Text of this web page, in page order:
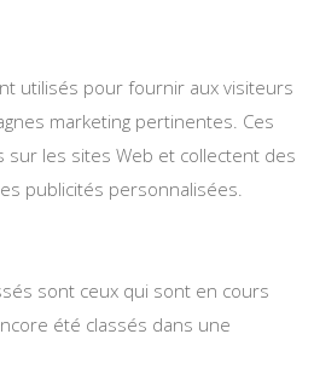
utilisés pour fournir aux visiteurs
marketing pertinentes. Ces
sur les sites Web et collectent des
publicités personnalisées.
sont ceux qui sont en cours
été classés dans une